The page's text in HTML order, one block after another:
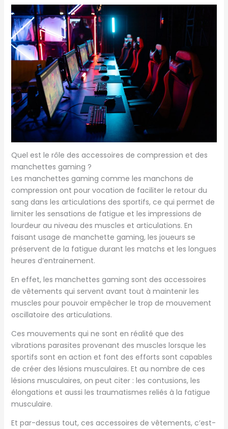
Quel est le rôle des accessoires de compression et des
manchettes gaming ?
Les manchettes gaming comme les manchons de
compression ont pour vocation de faciliter le retour du
sang dans les articulations des sportifs, ce qui permet de
limiter les sensations de fatigue et les impressions de
lourdeur au niveau des muscles et articulations. En
faisant usage de manchette gaming, les joueurs se
préservent de la fatigue durant les matchs et les longues
heures d’entrainement.
En effet, les manchettes gaming sont des accessoires
de vêtements qui servent avant tout à maintenir les
muscles pour pouvoir empêcher le trop de mouvement
oscillatoire des articulations.
Ces mouvements qui ne sont en réalité que des
vibrations parasites provenant des muscles lorsque les
sportifs sont en action et font des efforts sont capables
de créer des lésions musculaires. Et au nombre de ces
lésions musculaires, on peut citer : les contusions, les
élongations et aussi les traumatismes reliés à la fatigue
musculaire.
Et par-dessus tout, ces accessoires de vêtements, c’est-